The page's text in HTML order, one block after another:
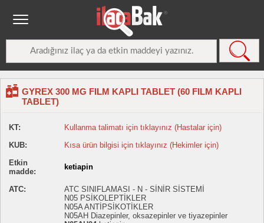
GYREX 300 MG FILM KAPLI TABLET (60 FILM KAPLI
TABLET)
KT:
Kullanma talimatı için tıklayınız (Hastalar için)
KUB:
Kısa ürün bilgisi için tıklayınız (Hekimler için)
Etkin
madde:
ketiapin
ATC:
ATC SINIFLAMASI - N - SİNİR SİSTEMİ
N05 PSİKOLEPTİKLER
N05A ANTİPSİKOTİKLER
N05AH Diazepinler, oksazepinler ve tiyazepinler